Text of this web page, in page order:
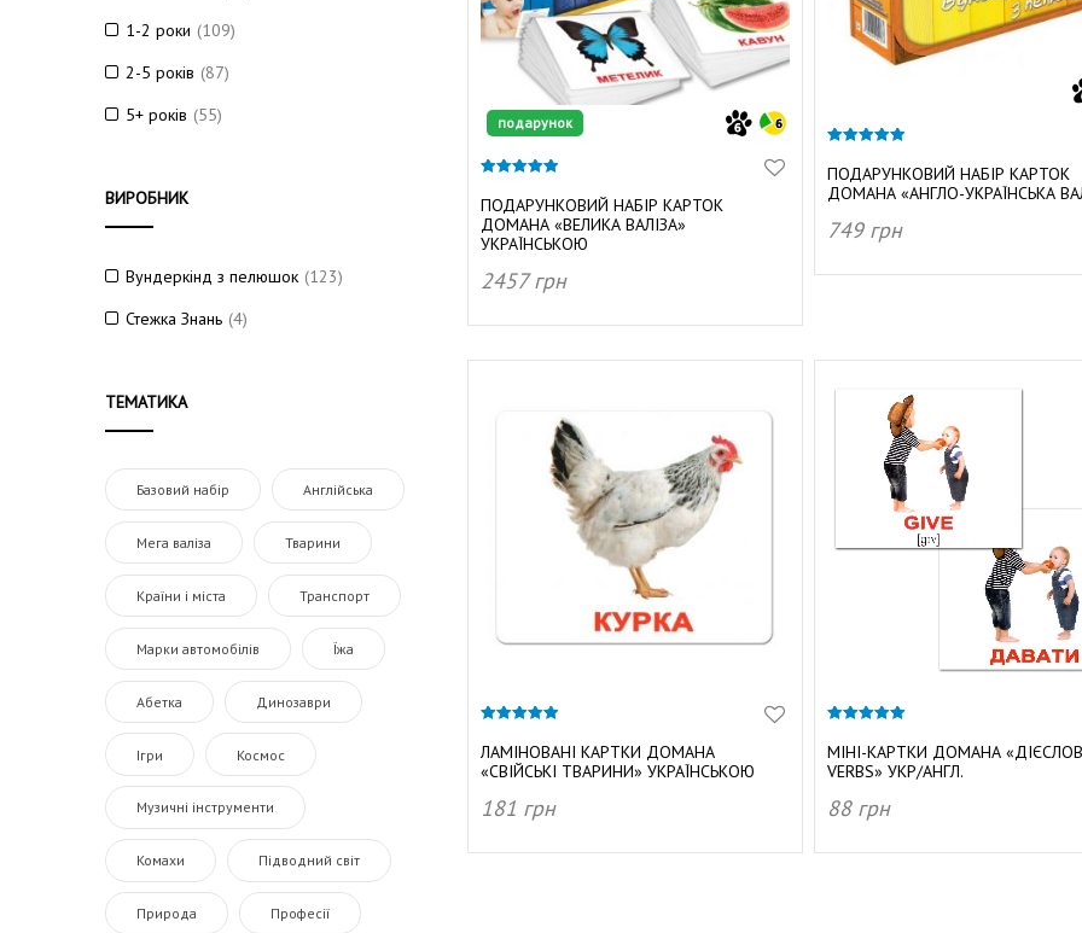
подарунок
з 5
ПОДАРУНКОВИЙ НАБІР КАРТОК
ДОМАНА «ВЕЛИКА ВАЛІЗА»
УКРАЇНСЬКОЮ
2457грн
з 5
ПОДАРУНКОВИЙ НАБІР КАРТОК
ДОМАНА «АНГЛО-УКРАЇНСЬКА
749 грн
з 5
ЛАМІНОВАНІ КАРТКИ ДОМАНА
«СВІЙСЬКІ ТВАРИНИ» УКРАЇНСЬКОЮ
181 грн
з 5
МІНІ-КАРТКИ ДОМАНА
VERBS» УКР/АНГЛ.
88 грн
1-2 роки (109)
2-5 років (87)
5+ років (55)
ВИРОБНИК
Вундеркінд з пелюшок (123)
Стежка Знань (4)
ТЕМАТИКА
Базовий набір Англійська
Мега валіза Тварини
Країни і міста Транспорт
Марки автомобілів Їжа
Абетка Динозаври
Ігри Космос
Музичні інструменти
Комахи Підводний світ
Природа Професії